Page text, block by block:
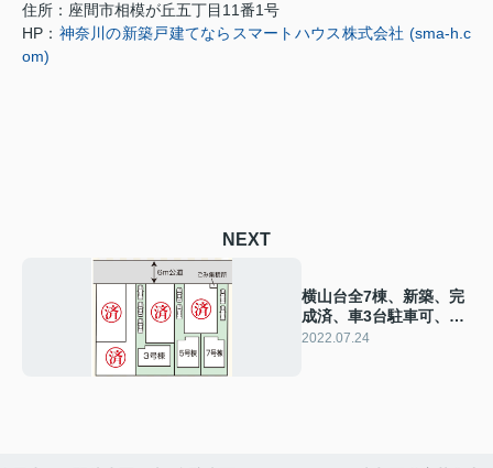
住所：座間市相模が丘五丁目 11番1号
HP ： 神奈川の新築戸建てならスマートハウス株式会社 (sma-h.c
om)
NEXT
横山台全7棟、新築、完
成済、車3台駐車可、オ
ープンハウス、売却不
2022.07.24